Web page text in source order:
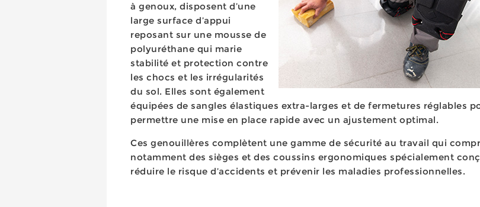
à genoux, disposent d’une
large surface d’appui
reposant sur une mousse de
polyuréthane qui marie
stabilité et protection contre
les chocs et les irrégularités
du sol. Elles sont également
équipées de sangles élastiques extra-larges et de fermetures réglables
permettre une mise en place rapide avec un ajustement optimal.
Ces genouillères complètent une gamme de sécurité au travail qui
notamment des sièges et des coussins ergonomiques spécialement
réduire le risque d’accidents et prévenir les maladies professionnelles.